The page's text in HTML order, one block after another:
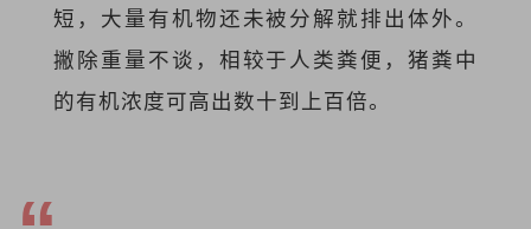
短，大量有机物还未被分解就排出体外。
撇除重量不谈，相较于人类粪便，猪粪中
的有机浓度可高出数十到上百倍。